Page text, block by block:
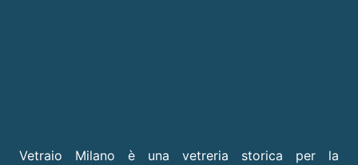
Vetraio Milano è una vetreria storica per la